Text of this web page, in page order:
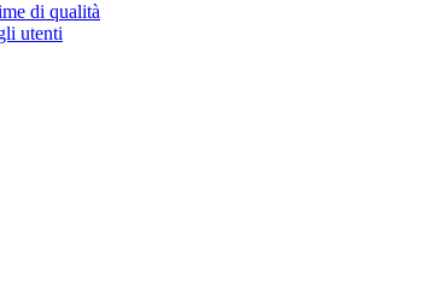
di qualità
utenti